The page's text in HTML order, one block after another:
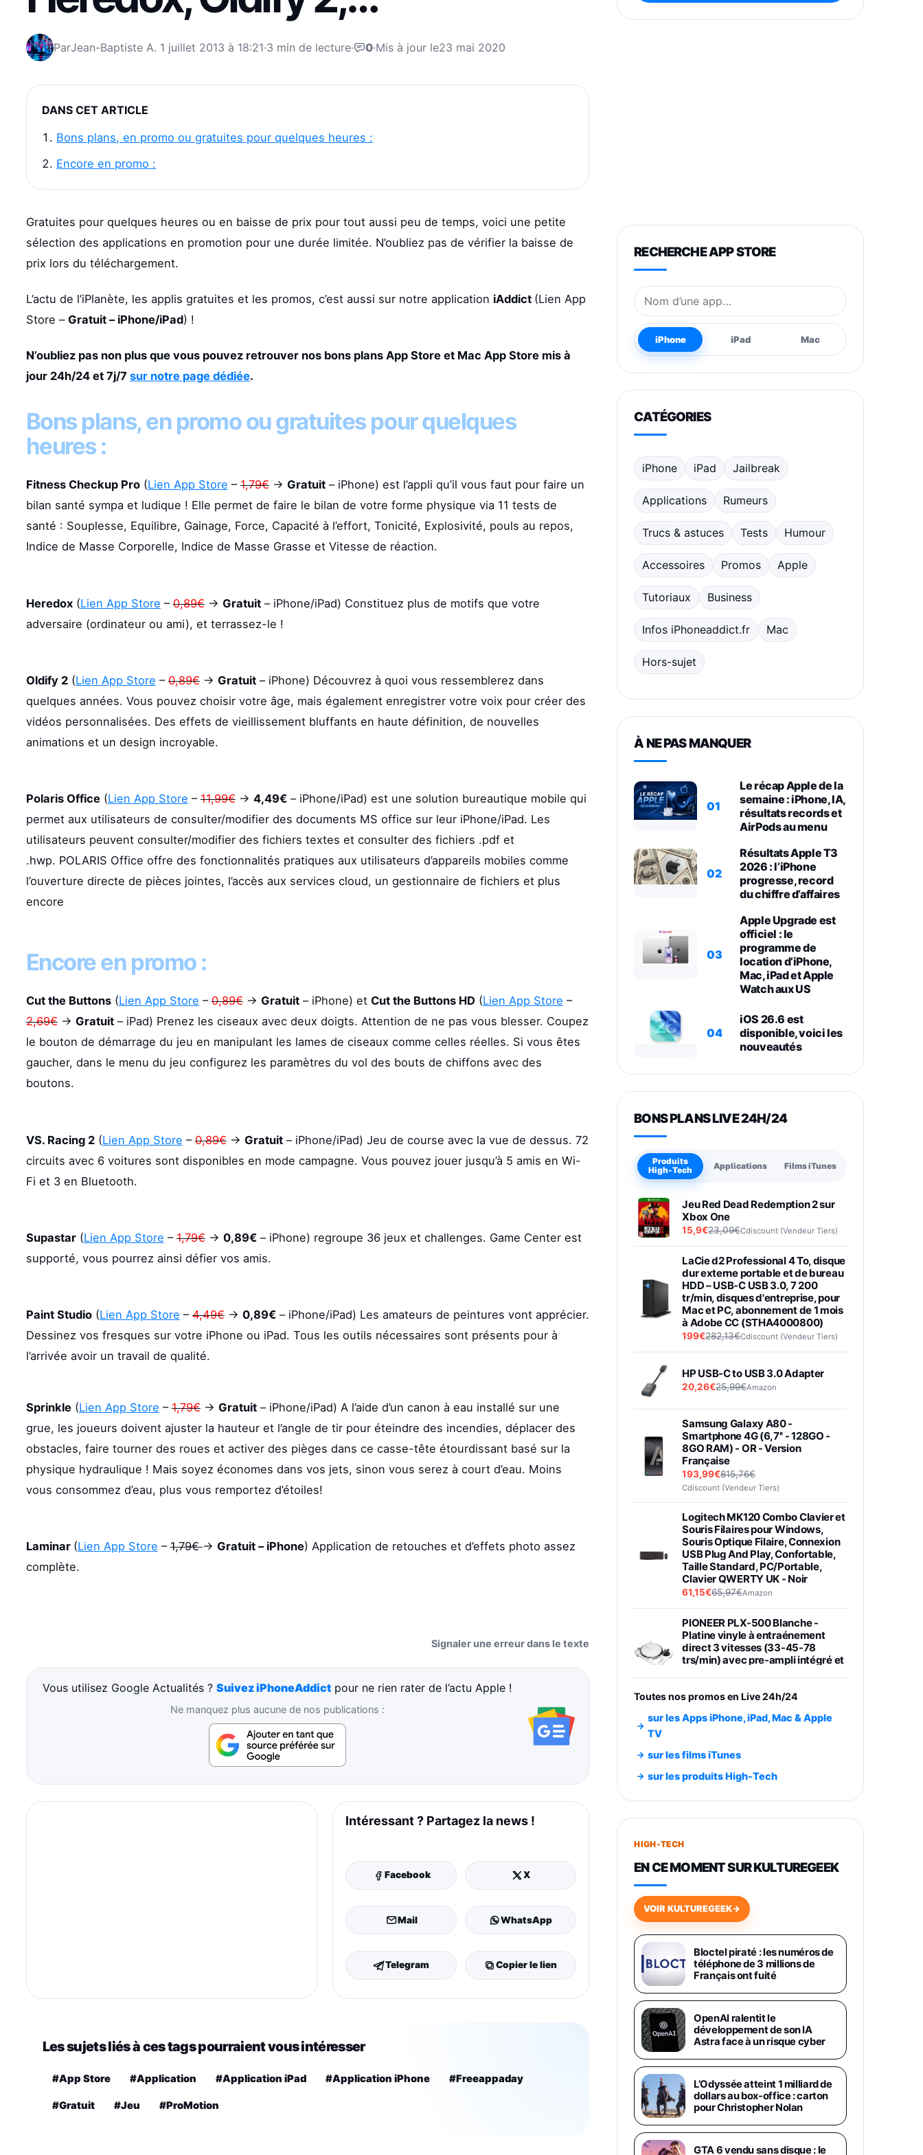
ParJean-Baptiste A. 1 juillet 2013 à 18:21·3 min de lecture· 0·Mis à jour le23 mai 2020
DANS CET ARTICLE
Bons plans, en promo ou gratuites pour quelques heures :
Encore en promo :
Gratuites pour quelques heures ou en baisse de prix pour tout aussi peu de temps, voici une petite
sélection des applications en promotion pour une durée limitée. N’oubliez pas de vérifier la baisse de
prix lors du téléchargement.
L’actu de l’iPlanète, les applis gratuites et les promos, c’est aussi sur notre application iAddict (Lien App
Store – Gratuit – iPhone/iPad) !
N’oubliez pas non plus que vous pouvez retrouver nos bons plans App Store et Mac App Store mis à
jour 24h/24 et 7j/7 sur notre page dédiée.
Bons plans, en promo ou gratuites pour quelques
heures :
Fitness Checkup Pro(Lien App Store –1,79€-> Gratuit– iPhone) est l’appli qu’il vous faut pour faire un
bilan santé sympa et ludique ! Elle permet de faire le bilan de votre forme physique via 11 tests de
santé : Souplesse, Equilibre, Gainage, Force, Capacité à l’effort, Tonicité, Explosivité, pouls au repos,
Indice de Masse Corporelle, Indice de Masse Grasse et Vitesse de réaction.
Heredox(Lien App Store –0,89€-> Gratuit– iPhone/iPad) Constituez plus de motifs que votre
adversaire (ordinateur ou ami), et terrassez-le !
Oldify 2(Lien App Store –0,89€-> Gratuit– iPhone) Découvrez à quoi vous ressemblerez dans
quelques années. Vous pouvez choisir votre âge, mais également enregistrer votre voix pour créer des
vidéos personnalisées. Des effets de vieillissement bluffants en haute définition, de nouvelles
animations et un design incroyable.
Polaris Office(Lien App Store –11,99€-> 4,49€– iPhone/iPad) est une solution bureautique mobile qui
permet aux utilisateurs de consulter/modifier des documents MS office sur leur iPhone/iPad. Les
utilisateurs peuvent consulter/modifier des fichiers textes et consulter des fichiers .pdf et
.hwp. POLARIS Office offre des fonctionnalités pratiques aux utilisateurs d’appareils mobiles comme
l’ouverture directe de pièces jointes, l’accès aux services cloud, un gestionnaire de fichiers et plus
encore
Encore en promo :
Cut the Buttons(Lien App Store –0,89€-> Gratuit– iPhone) et Cut the Buttons HD (Lien App Store –
2,69€-> Gratuit– iPad) Prenez les ciseaux avec deux doigts. Attention de ne pas vous blesser. Coupez
le bouton de démarrage du jeu en manipulant les lames de ciseaux comme celles réelles. Si vous êtes
gaucher, dans le menu du jeu configurez les paramètres du vol des bouts de chiffons avec des
boutons.
VS. Racing 2(Lien App Store –0,89€-> Gratuit– iPhone/iPad) Jeu de course avec la vue de dessus. 72
circuits avec 6 voitures sont disponibles en mode campagne. Vous pouvez jouer jusqu’à 5 amis en Wi-
Fi et 3 en Bluetooth.
Supastar(Lien App Store –1,79€-> 0,89€– iPhone) regroupe 36 jeux et challenges. Game Center est
supporté, vous pourrez ainsi défier vos amis.
Paint Studio(Lien App Store –4,49€-> 0,89€– iPhone/iPad) Les amateurs de peintures vont apprécier.
Dessinez vos fresques sur votre iPhone ou iPad. Tous les outils nécessaires sont présents pour à
l’arrivée avoir un travail de qualité.
Sprinkle(Lien App Store –1,79€-> Gratuit– iPhone/iPad) A l’aide d’un canon à eau installé sur une
grue, les joueurs doivent ajuster la hauteur et l’angle de tir pour éteindre des incendies, déplacer des
obstacles, faire tourner des roues et activer des pièges dans ce casse-tête étourdissant basé sur la
physique hydraulique ! Mais soyez économes dans vos jets, sinon vous serez à court d’eau. Moins
vous consommez d’eau, plus vous remportez d’étoiles!
Laminar (Lien App Store –1,79€-> Gratuit – iPhone) Application de retouches et d’effets photo assez
complète.
Signaler une erreur dans le texte
Vous utilisez Google Actualités ?Suivez iPhoneAddict pour ne rien rater de l’actu Apple !
Ne manquez plus aucune de nos publications :
Intéressant ? Partagez la news !
Facebook X
Mail WhatsApp
Telegram Copier le lien
Les sujets liés à ces tags pourraient vous intéresser
#App Store #Application #Application iPad #Application iPhone #Freeappaday
#Gratuit #Jeu #ProMotion
RECHERCHE APP STORE
Nom de l’application
iPhone iPad Mac
CATÉGORIES
iPhone iPad Jailbreak
Applications Rumeurs
Trucs & astuces Tests Humour
Accessoires Promos Apple
Tutoriaux Business
Infos iPhoneaddict.fr Mac
Hors-sujet
À NE PAS MANQUER
01
Le récap Apple de la
semaine : iPhone, IA,
résultats records et
AirPods au menu
02
Résultats Apple T3
2026 : l’iPhone
progresse, record
du chiffre d’affaires
03
Apple Upgrade est
officiel : le
programme de
location d’iPhone,
Mac, iPad et Apple
Watch aux US
04
iOS 26.6 est
disponible, voici les
nouveautés
BONS PLANS LIVE 24H/24
Produits
High-Tech
Applications Films iTunes
Jeu Red Dead Redemption 2 sur
Xbox One
15,9€23,09€Cdiscount (Vendeur Tiers)
LaCie d2 Professional 4 To, disque
dur externe portable et de bureau
HDD – USB-C USB 3.0, 7 200
tr/min, disques d'entreprise, pour
Mac et PC, abonnement de 1 mois
à Adobe CC (STHA4000800)
199€282,13€Cdiscount (Vendeur Tiers)
HP USB-C to USB 3.0 Adapter
20,26€25,99€Amazon
Samsung Galaxy A80 -
Smartphone 4G (6,7'' - 128GO -
8GO RAM) - OR - Version
Française
193,99€815,76€
Cdiscount (Vendeur Tiers)
Logitech MK120 Combo Clavier et
Souris Filaires pour Windows,
Souris Optique Filaire, Connexion
USB Plug And Play, Confortable,
Taille Standard, PC/Portable,
Clavier QWERTY UK - Noir
61,15€65,97€Amazon
PIONEER PLX-500 Blanche -
Platine vinyle à entraénement
direct 3 vitesses (33-45-78
trs/min) avec pre-ampli intégré et
Smartphone SAMSUNG Galaxy
Smartphone SAMSUNG Galaxy
S26+ Violet 256Go
749,99€1240,43€Fnac (Vendeur Tiers)
648,63€
Smartphone Android 5G avec
Galaxy AI, 512 Go, Chargeur
Secteur Rapide 25W Inclus,
Smartphone déverrouillé, Noir,
Version FR
1019€1399€Fnac (Vendeur Tiers)
Galaxy S26 Ultra 512 Go Bleu
1019€ 1399€Fnac (Vendeur Tiers)
Galaxy S26 Ultra 256 Go Violet
892€1199€
Philips SHK2000BL - Casque
Enfant - Bleu & Répartiteur Audio
5 Casques, Blanc
24,94€ 29,96€Fnac (Vendeur Tiers)
Toutes nos promos en Live 24h/24
sur les Apps iPhone, iPad, Mac & Apple
TV
sur les films iTunes
sur les produits High-Tech
HIGH-TECH
EN CE MOMENT SUR KULTUREGEEK
VOIR KULTUREGEEK→
Bloctel piraté : les numéros de
téléphone de 3 millions de
Français ont fuité
OpenAI ralentit le
développement de son IA
Astra face à un risque cyber
L’Odyssée atteint 1 milliard de
dollars au box-office : carton
pour Christopher Nolan
GTA 6 vendu sans disque : le